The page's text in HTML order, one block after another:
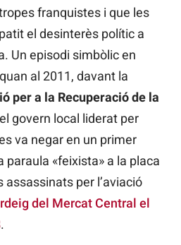
franquistes i que les
el desinterès polític a
Un episodi simbòlic en
al 2011, davant la
per a la Recuperació de la
govern local liderat per
va negar en un primer
paraula «feixista» a la placa
per l’aviació
del Mercat Central el
.